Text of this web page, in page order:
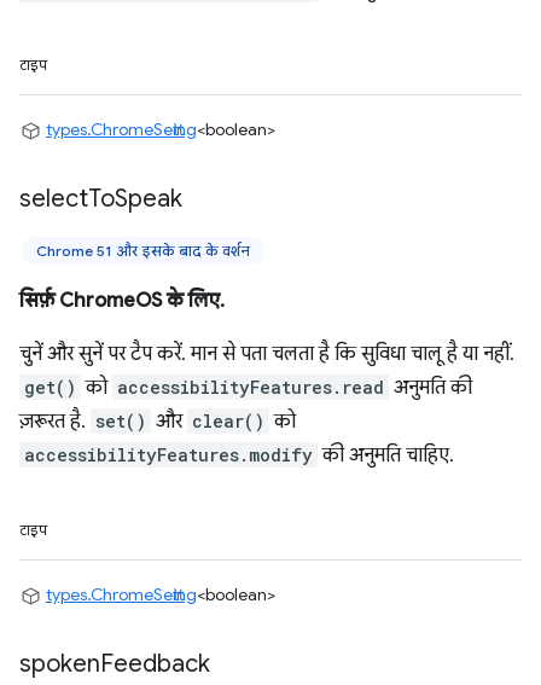
टाइप
types.ChromeSetting<boolean>
selectToSpeak
Chrome 51 और इसके बाद के वर्शन
सिर्फ़ ChromeOS के लिए.
चुनें और सुनें पर टैप करें. मान से पता चलता है कि सुविधा चालू है या नहीं.
get() को accessibilityFeatures.read अनुमति की
ज़रूरत है. set() और clear() को
accessibilityFeatures.modify की अनुमति चाहिए.
टाइप
types.ChromeSetting<boolean>
spokenFeedback